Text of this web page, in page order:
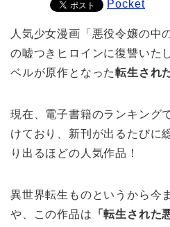
Pocket
人気少女漫画「悪役令嬢の中
の嘘つきヒロインに復讐いた
ベルが原作となった転生され
現在、電子書籍のランキング
けており、新刊が出るたびに
り出るほどの人気作品！
異世界転生ものというから今
や、この作品は 「転生された